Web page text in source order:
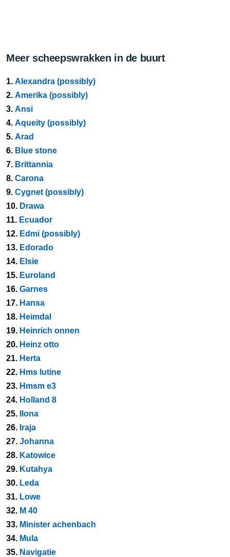
Meer scheepswrakken in de buurt
1. Alexandra (possibly)
2. Amerika (possibly)
3. Ansi
4. Aqueity (possibly)
5. Arad
6. Blue stone
7. Brittannia
8. Carona
9. Cygnet (possibly)
10. Drawa
11. Ecuador
12. Edmi (possibly)
13. Edorado
14. Elsie
15. Euroland
16. Garnes
17. Hansa
18. Heimdal
19. Heinrich onnen
20. Heinz otto
21. Herta
22. Hms lutine
23. Hmsm e3
24. Holland 8
25.
Ilona
26. Iraja
27. Johanna
28. Katowice
29. Kutahya
30. Leda
31. Lowe
32. M 40
33. Minister achenbach
34. Mula
35. Navigatie